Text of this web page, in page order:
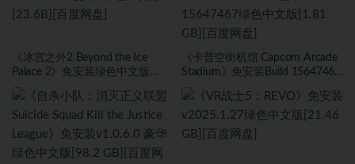
《冰宫之外2 Beyond the Ice
Palace 2》免安装绿色中文版
《卡普空街机馆 Capcom Arcade
Stadium》免安装Build 15647467